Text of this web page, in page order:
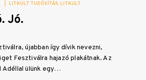
LITKULT TUDÓSÍTÁS LITKULT
Jó.
újabban így dívik nevezni,
Fesztiválra hajazó plakátnak. Az
ülünk egy…